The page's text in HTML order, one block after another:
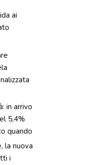
ai
in arrivo
5,4%
quando
la nuova
i